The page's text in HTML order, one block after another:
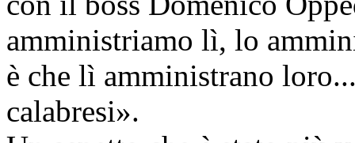
amministriamo lì, lo
è che lì amministrano
calabresi».